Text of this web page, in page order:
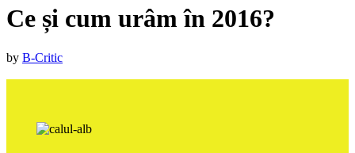
Ce și cum urâm în 2016?
Published
30
by B-Critic